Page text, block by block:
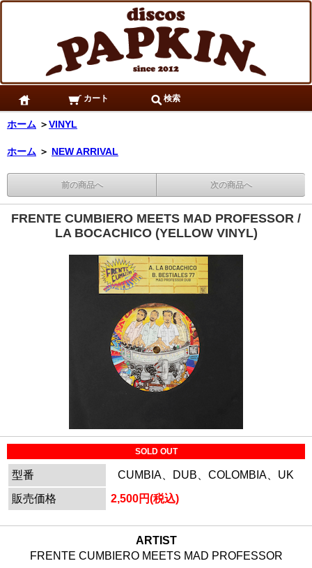
カート 検索
ホーム ＞VINYL
ホーム ＞ NEW ARRIVAL
前の商品へ 次の商品へ
FRENTE CUMBIERO MEETS MAD PROFESSOR /
LA BOCACHICO (YELLOW VINYL)
SOLD OUT
型番
CUMBIA、DUB、COLOMBIA、UK
販売価格
2,500円(税込)
ARTIST
FRENTE CUMBIERO MEETS MAD PROFESSOR